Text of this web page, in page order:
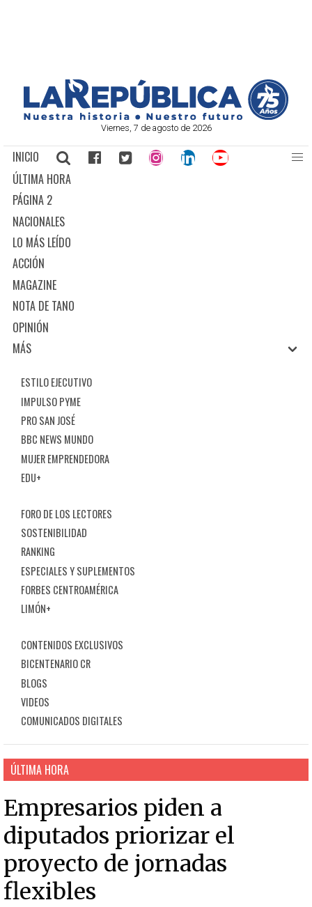
Viernes, 7 de agosto de 2026
INICIO
ÚLTIMA HORA
PÁGINA 2
NACIONALES
LO MÁS LEÍDO
ACCIÓN
MAGAZINE
NOTA DE TANO
OPINIÓN
MÁS
ESTILO EJECUTIVO
IMPULSO PYME
PRO SAN JOSÉ
BBC NEWS MUNDO
MUJER EMPRENDEDORA
EDU+
FORO DE LOS LECTORES
SOSTENIBILIDAD
RANKING
ESPECIALES Y SUPLEMENTOS
FORBES CENTROAMÉRICA
LIMÓN+
CONTENIDOS EXCLUSIVOS
BICENTENARIO CR
BLOGS
VIDEOS
COMUNICADOS DIGITALES
ÚLTIMA HORA
Empresarios piden a
diputados priorizar el
proyecto de jornadas
flexibles